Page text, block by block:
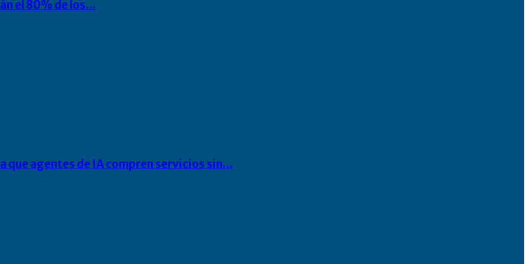
el 80% de los…
agentes de IA compren servicios sin…